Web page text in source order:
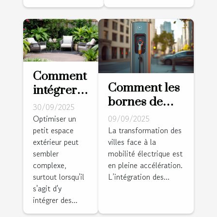
Comment
intégrer
des
meubles
de jardin
dans une
petite
espace ?
30/09/2025
Optimiser un
petit espace
extérieur peut
sembler
complexe,
surtout lorsqu'il
s'agit d'y
intégrer des...
Comment les
bornes de
recharge
électrique
transforment-
elles
l'urbanisme ?
09/09/2025
La transformation des
villes face à la
mobilité électrique est
en pleine accélération.
L’intégration des...